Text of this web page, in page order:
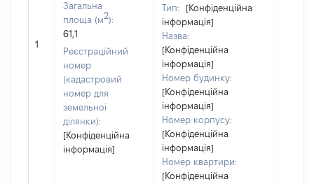
1
Загальна
площа (м2):
61,1
Реєстраційний
номер
(кадастровий
номер для
земельної
ділянки):
[Конфіденційна
інформація]
Тип:
[Конфіденційна
інформація]
Назва:
[Конфіденційна
інформація]
Номер будинку:
[Конфіденційна
інформація]
Номер корпусу:
[Конфіденційна
інформація]
Номер квартири:
[Конфіденційна